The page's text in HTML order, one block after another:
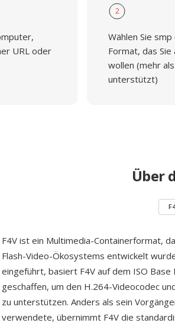
URL oder
2
Wählen Sie
Format, das Sie
wollen (mehr
unterstützt)
Über
F4V ist ein Multimedia-Containerformat,
Flash-Video-Ökosystems entwickelt
eingeführt, basiert F4V auf dem ISO
geschaffen, um den H.264-Videocodec
zu unterstützen. Anders als sein
verwendete, übernimmt F4V die